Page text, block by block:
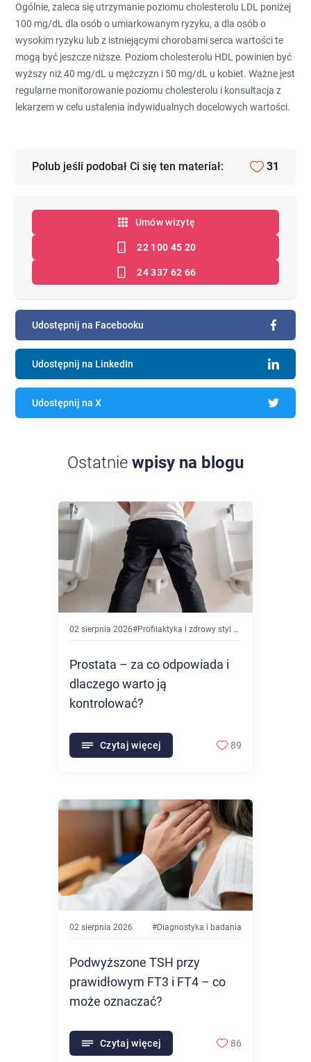
Ogólnie, zaleca się utrzymanie poziomu cholesterolu LDL poniżej
100 mg/dL dla osób o umiarkowanym ryzyku, a dla osób o
wysokim ryzyku lub z istniejącymi chorobami serca wartości te
mogą być jeszcze niższe. Poziom cholesterolu HDL powinien być
wyższy niż 40 mg/dL u mężczyzn i 50 mg/dL u kobiet. Ważne jest
regularne monitorowanie poziomu cholesterolu i konsultacja z
lekarzem w celu ustalenia indywidualnych docelowych wartości.
Polub jeśli podobał Ci się ten materiał: 31
Umów wizytę
22 100 45 20
24 337 62 66
Udostępnij na Facebooku
Udostępnij na LinkedIn
Udostępnij na X
Ostatnie wpisy na blogu
02 sierpnia 2026#Profilaktyka i zdrowy styl życia
Prostata – za co odpowiada i
dlaczego warto ją
kontrolować?
Czytaj więcej 89
02 sierpnia 2026 #Diagnostyka i badania
Podwyższone TSH przy
prawidłowym FT3 i FT4 – co
może oznaczać?
Czytaj więcej 86